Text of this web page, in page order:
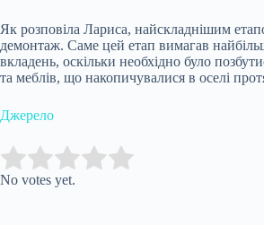
Як розповіла Лариса, найскладнішим
демонтаж. Саме цей етап вимагав
вкладень, оскільки необхідно було
та меблів, що накопичувалися в оселі
Джерело
Rate this item:
No votes yet.